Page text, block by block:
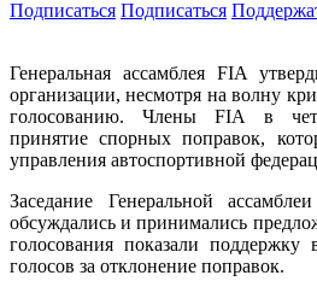
Подписаться Подписаться
Генеральная ассамблея FIA
организации, несмотря на волну
голосованию. Члены FIA в
принятие спорных поправок,
управления автоспортивной
Заседание Генеральной
обсуждались и принимались
голосования показали
голосов за отклонение поправок.